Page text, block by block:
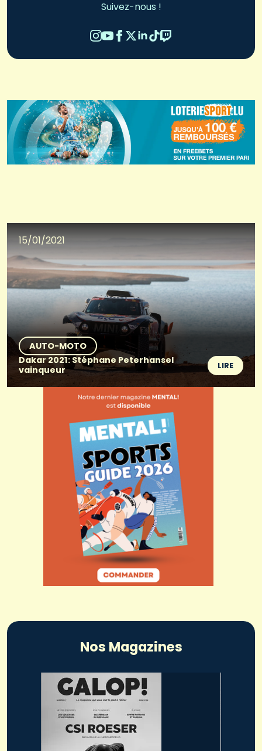
Suivez-nous !
15/01/2021
AUTO-MOTO
Dakar 2021: Stéphane Peterhansel
vainqueur
LIRE
Nos Magazines